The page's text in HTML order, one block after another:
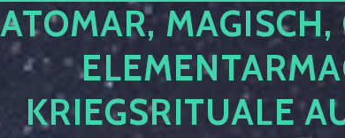
ATOMAR,
KRIEGSRITUALE